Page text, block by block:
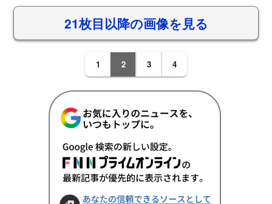
21枚目以降の画像を見る
1 2 3 4